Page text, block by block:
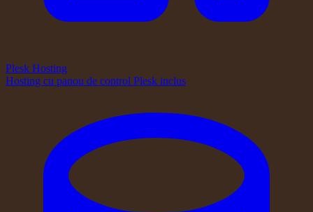
Plesk Hosting
Hosting cu panou de control Plesk inclus